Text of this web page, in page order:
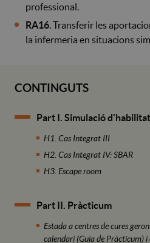
professional.
RA16 . Transferir les
la infermeria en situacions
CONTINGUTS
Part I. Simulació
H1. Cas Integrat III
H2. Cas Integrat IV: SBAR
H3. Escape room
Part II. Pràcticum
Estada a centres de cures
calendari (Guia de Pràcticum)